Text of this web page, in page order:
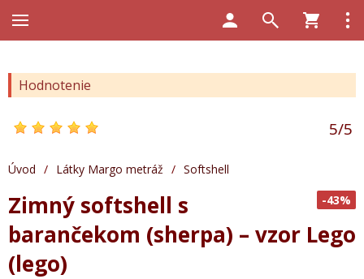
Hodnotenie
5/5
Úvod / Látky Margo metráž / Softshell
-43%
Zimný softshell s
barančekom (sherpa) – vzor Lego
(lego)